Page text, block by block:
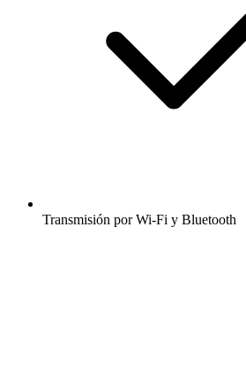
Transmisión por Wi-Fi y Bluetooth